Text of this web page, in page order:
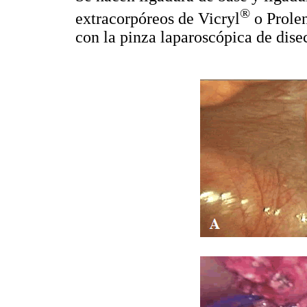
extracorpóreos de Vicryl® o
con la pinza laparoscópica de